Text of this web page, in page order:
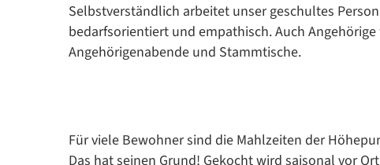
Selbstverständlich arbeitet unser geschultes
bedarfsorientiert und empathisch. Auch
Angehörigenabende und Stammtische.
Für viele Bewohner sind die Mahlzeiten der
Das hat seinen Grund! Gekocht wird saisonal vor